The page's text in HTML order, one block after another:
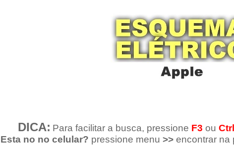
DICA: Para facilitar a busca, pressione F3 ou
Esta no no celular? pressione menu >> encontrar na